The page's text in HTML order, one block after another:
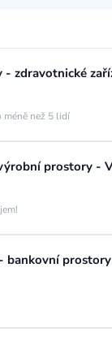
méně než 5 lidí
bankovní prostory